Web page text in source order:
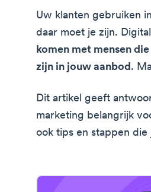
Uw klanten gebruiken
daar moet je zijn.
komen met mensen
zijn in jouw aanbod.
Dit artikel geeft
marketing belangrijk
ook tips en stappen